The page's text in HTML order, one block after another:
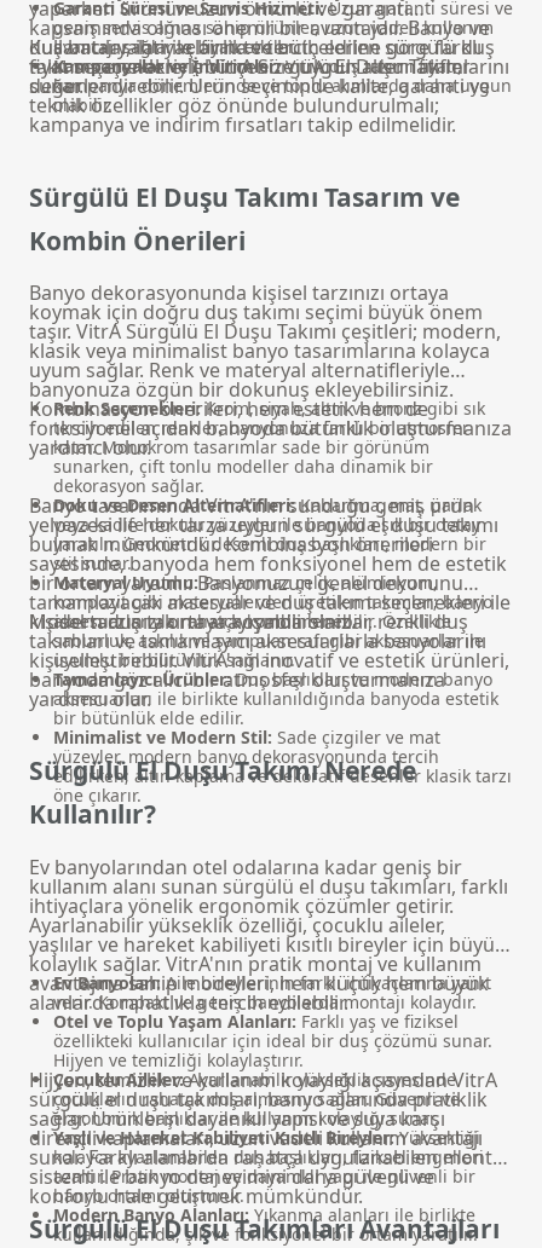
Garanti Süresi ve Servis Hizmeti:Uzun garanti süresi ve
geniş servis ağına sahip ürünler, uzun vadeli kullanım
avantajı sağlar ve fiyatı etkiler.
Kampanyalar ve İndirimler:VitrA duş takımı fiyatı,
kampanya dönemlerinde ve toplu alımlarda daha uygun
olabilir.
yaparken ürünün uzun ömürlü ve garanti
kapsamında olması önemli bir avantajdır.Banyo ve
duş bataryalarıile birlikte tercih edilen sürgülü duş
takımı seçenekleri, bütçenize uygun alternatifler
sunar.
Kullanıcılar, ihtiyaçlarına ve bütçelerine göre farklı
fiyat seçenekleriyle VitrA Sürgülü El Duşu Takımlarını
değerlendirebilir. Ürün seçiminde kalite, garanti ve
teknik özellikler göz önünde bulundurulmalı;
kampanya ve indirim fırsatları takip edilmelidir.
Sürgülü El Duşu Takımı Tasarım ve
Kombin Önerileri
Banyo dekorasyonunda kişisel tarzınızı ortaya
koymak için doğru duş takımı seçimi büyük önem
taşır. VitrA Sürgülü El Duşu Takımı çeşitleri; modern,
klasik veya minimalist banyo tasarımlarına kolayca
uyum sağlar. Renk ve materyal alternatifleriyle
banyonuza özgün bir dokunuş ekleyebilirsiniz.
Kombinasyon önerileri, hem estetik hem de
fonksiyonel açıdan banyoda bütünlük oluşturmanıza
yardımcı olur.
Renk Seçenekleri:Krom, siyah, altın ve bronz gibi sık
tercih edilen renkler; banyonuza farklı bir atmosfer
katar. Monokrom tasarımlar sade bir görünüm
sunarken, çift tonlu modeller daha dinamik bir
dekorasyon sağlar.
Doku ve Desen Alternatifleri:Kabartma, mat, parlak
veya kadife dokulu yüzeyler ile banyoda şık bir detay
yaratılır. Geometrik desenli duş başlıkları, modern bir
stil sunar.
Materyal Uyumu:Paslanmaz çelik, alüminyum,
kompozit gibi materyallerden üretilen takımlar; banyo
aksesuarlarıyla rahatça kombinlenebilir. Özellikle
sabunluk, askılık ve şampuan rafı gibi aksesuarlar ile
uyumlu bir bütünlük sağlanır.
Tamamlayıcı Ürünler:Duş başlıkları vemodern banyo
aksesuarları ile birlikte kullanıldığında banyoda estetik
bir bütünlük elde edilir.
Minimalist ve Modern Stil: Sade çizgiler ve mat
yüzeyler, modern banyo dekorasyonunda tercih
edilirken; altın kaplama ve dekoratif desenler klasik tarzı
öne çıkarır.
Banyo tasarımında VitrA'nın sunduğu geniş ürün
yelpazesi ile her tarza uygun sürgülü el duşu takımı
bulmak mümkündür. Kombinasyon önerileri
sayesinde, banyoda hem fonksiyonel hem de estetik
bir ortam yaratılır. Banyonuzun genel dekorunu
tamamlayacak aksesuar ve duş takımı seçenekleri ile
kişisel tarzınızı ortaya koyabilirsiniz.
Modern duş takımı arayışında olanlar, renkli duş
takımları ve tamamlayıcı aksesuarlarla banyolarını
kişiselleştirebilir. VitrA'nın inovatif ve estetik ürünleri,
banyoda göz alıcı bir atmosfer oluşturmanıza
yardımcı olur.
Sürgülü El Duşu Takımı Nerede
Kullanılır?
Ev banyolarından otel odalarına kadar geniş bir
kullanım alanı sunan sürgülü el duşu takımları, farklı
ihtiyaçlara yönelik ergonomik çözümler getirir.
Ayarlanabilir yükseklik özelliği, çocuklu aileler,
yaşlılar ve hareket kabiliyeti kısıtlı bireyler için büyük
kolaylık sağlar. VitrA'nın pratik montaj ve kullanım
avantajına sahip modelleri, hem küçük hem büyük
alanlarda rahatlıkla tercih edilebilir.
Ev Banyoları:Aile bireylerinin farklı ihtiyaçlarına yanıt
verir. Kompakt ve geniş banyolarda montajı kolaydır.
Otel ve Toplu Yaşam Alanları: Farklı yaş ve fiziksel
özellikteki kullanıcılar için ideal bir duş çözümü sunar.
Hijyen ve temizliği kolaylaştırır.
Çocuklu Aileler:Ayarlanabilir yükseklik sayesinde
çocukların rahatça duş almasını sağlar. Güvenli ve
ergonomik başlıklar ile kullanım kolaylığı sunar.
Yaşlı ve Hareket Kabiliyeti Kısıtlı Bireyler:Yüksekliği
kolayca ayarlanabilen duş başlıkları, fiziksel engelleri
azaltır. Pratik montaj ve dayanıklı yapı ile güvenli bir
banyo ortamı oluşturur.
Modern Banyo Alanları: Yıkanma alanları ile birlikte
kullanıldığında, şık ve fonksiyonel bir ortam yaratılır.
Hijyen, temizlik ve kullanım kolaylığı açısından VitrA
sürgülü el duşu takımları, banyo alanında pratiklik
sağlar. Ürünlerin dayanıklı yapısı ve suya karşı
dirençli kaplamaları, uzun vadeli kullanım avantajı
sunar. Farklı alanlarda rahatça uygulanabilen montaj
sistemi ile banyo deneyimini daha güvenli ve
konforlu hale getirmek mümkündür.
Sürgülü El Duşu Takımları Avantajları